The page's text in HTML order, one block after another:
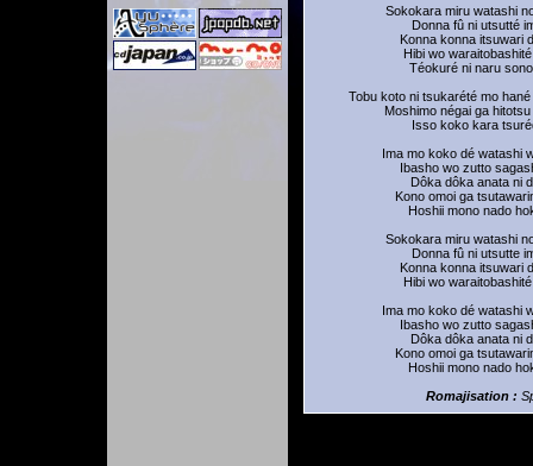
Sokokara miru watashi
Donna fû ni utsutté
Konna konna itsuwari
Hibi wo
Téokuré ni naru
Tobu koto ni tsukarété mo
Moshimo négai ga
Isso koko kara
Ima mo koko dé watashi
Ibasho wo zutto
Dôka dôka anata ni
Kono omoi ga
Hoshii mono nado
Sokokara miru watashi
Donna fû ni utsutte
Konna konna itsuwari
Hibi wo
Ima mo koko dé watashi
Ibasho wo zutto
Dôka dôka anata ni
Kono omoi ga
Hoshii mono nado
Romajisation :